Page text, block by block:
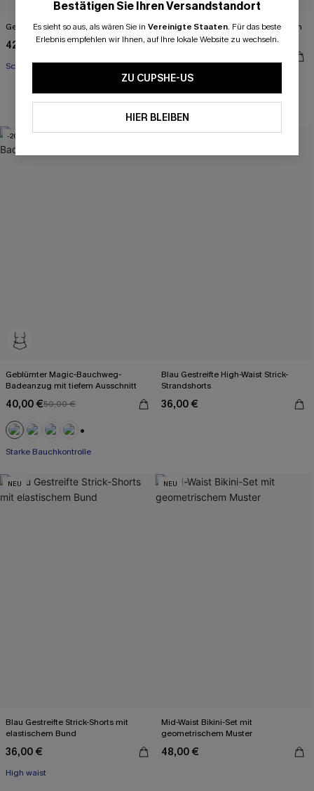
Gestreifte Hose mit geradem Bein
42,00 €
Schnürung
Blau Gestreiftes Midikleid mit tiefem
Ausschnitt
A-Linien
-20%
Geblümter Magic-Bauchweg-
Badeanzug mit tiefem Ausschnitt
40,00 €50,00 €
Starke Bauchkontrolle
NEU
Blau Gestreifte High-Waist Strick-
Strandshorts
36,00 €
NEU
Blau Gestreifte Strick-Shorts mit
elastischem Bund
36,00 €
High waist
NEU
Mid-Waist Bikini-Set mit
geometrischem Muster
48,00 €
Bestätigen Sie Ihren Versandstandort
Es sieht so aus, als wären Sie in Vereinigte Staaten. Für das beste
Erlebnis empfehlen wir Ihnen, auf Ihre lokale Website zu wechseln.
ZU CUPSHE-US
HIER BLEIBEN